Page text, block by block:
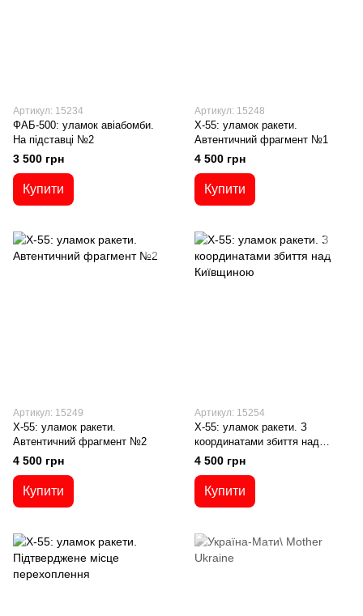
Артикул: 15234
ФАБ-500: уламок авіабомби.
На підставці №2
3 500 грн
Купити
Артикул: 15248
Х-55: уламок ракети.
Автентичний фрагмент №1
4 500 грн
Купити
Артикул: 15249
Х-55: уламок ракети.
Автентичний фрагмент №2
4 500 грн
Купити
Артикул: 15254
Х-55: уламок ракети. З
координатами збиття над
Київщиною
4 500 грн
Купити